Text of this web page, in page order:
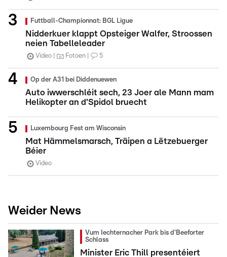
Futtball-Championnat: BGL Ligue
Nidderkuer klappt Opsteiger Walfer, Stroossen
neien Tabelleleader
Video Fotoen 5
Op der A31 bei Diddenuewen
Auto iwwerschléit sech, 23 Joer ale Mann mam
Helikopter an d'Spidol bruecht
Luxembourg Fest am Wisconsin
Mat Hämmelsmarsch, Träipen a Lëtzebuerger
Béier
Video
Weider News
Vum Iechternacher Park bis d'Beeforter
Schlass
Minister Eric Thill presentéiert